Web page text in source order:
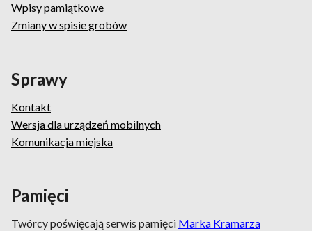
Wpisy pamiątkowe
Zmiany w spisie grobów
Sprawy
Kontakt
Wersja dla urządzeń mobilnych
Komunikacja miejska
Pamięci
Twórcy poświęcają serwis pamięci Marka Kramarza